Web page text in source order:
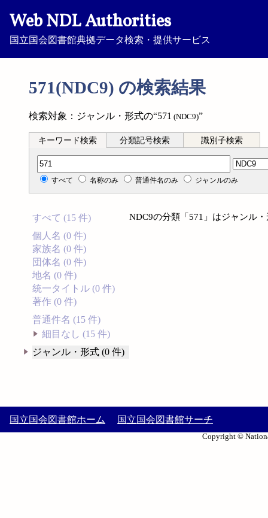
Web NDL Authorities
国立国会図書館典拠データ検索・提供サービス
571(NDC9) の検索結果
検索対象：ジャンル・形式の“571 (NDC9)”
キーワード検索 分類記号検索 識別子検索
分類記号検索
すべて 名称のみ 普通件名のみ ジャンルのみ
すべて (15 件)
個人名 (0 件)
家族名 (0 件)
団体名 (0 件)
地名 (0 件)
統一タイトル (0 件)
著作 (0 件)
普通件名 (15 件)
細目なし (15 件)
ジャンル・形式 (0 件)
NDC9の分類「571」はジャンル
国立国会図書館ホーム 国立国会図書館サーチ
Copyright ©